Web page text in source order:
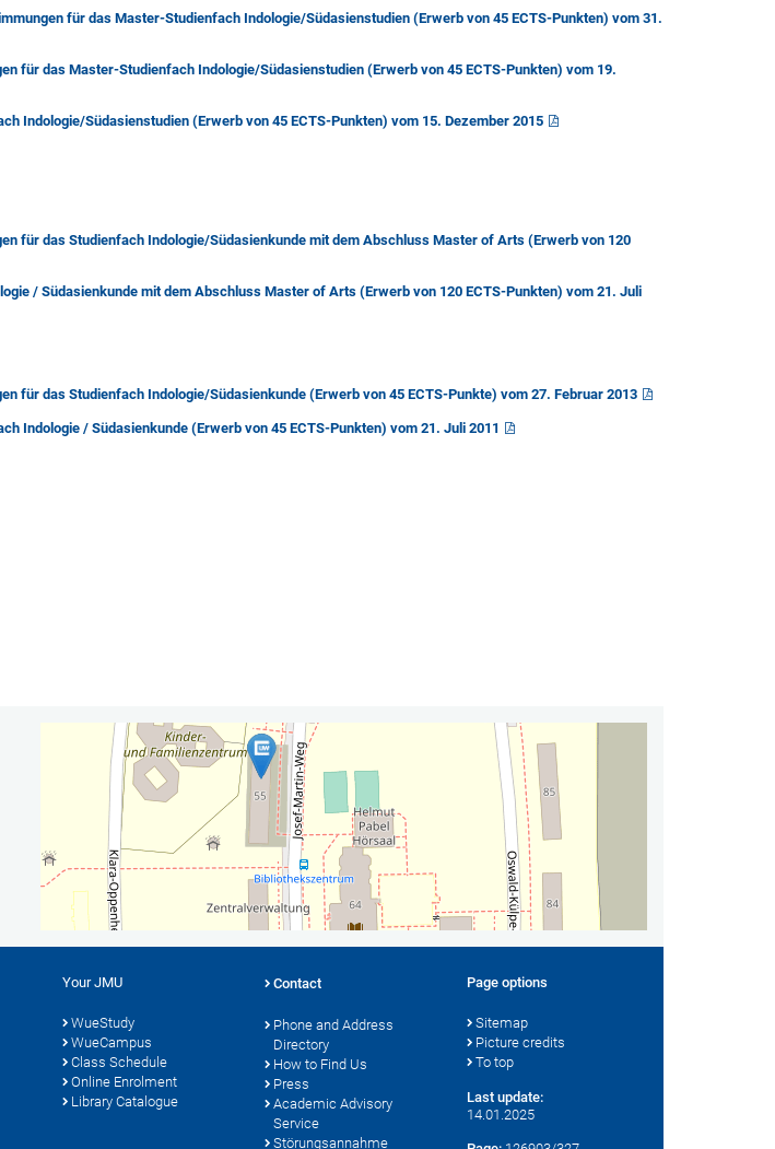
für das Master-Studienfach Indologie/Südasienstudien (Erwerb von 45 ECTS-Punkten) vom 31.
für das Master-Studienfach Indologie/Südasienstudien (Erwerb von 45 ECTS-Punkten) vom 19.
Indologie/Südasienstudien (Erwerb von 45 ECTS-Punkten) vom 15. Dezember 2015
für das Studienfach Indologie/Südasienkunde mit dem Abschluss Master of Arts (Erwerb von 120
/ Südasienkunde mit dem Abschluss Master of Arts (Erwerb von 120 ECTS-Punkten) vom 21. Juli
für das Studienfach Indologie/Südasienkunde (Erwerb von 45 ECTS-Punkte) vom 27. Februar 2013
Indologie / Südasienkunde (Erwerb von 45 ECTS-Punkten) vom 21. Juli 2011
Your JMU
WueStudy
WueCampus
Class Schedule
Online Enrolment
Library Catalogue
Contact
Phone and Address
Directory
How to Find Us
Press
Academic Advisory
Service
Störungsannahme
Page options
Sitemap
Picture credits
To top
Last update:
14.01.2025